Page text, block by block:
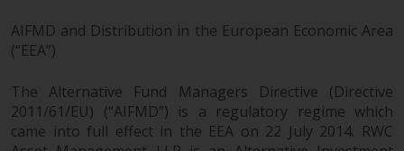
AIFMD and Distribution in the European Economic Area
(“EEA”)
The Alternative Fund Managers Directive (Directive
2011/61/EU) (“AIFMD”) is a regulatory regime which
came into full effect in the EEA on 22 July 2014. RWC